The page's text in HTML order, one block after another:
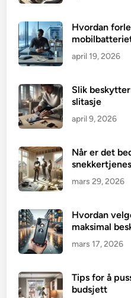
Hvordan
april 19, 2026
Slik
slitasje
april 9, 2026
Når er det
mars 29, 2026
Hvordan
maksimal
mars 17, 2026
Tips for å
budsjett